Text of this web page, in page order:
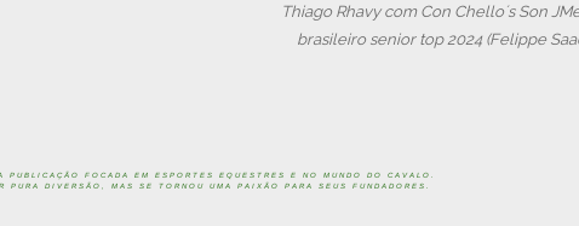
Thiago Rhavy com Con Chello´s Son
brasileiro senior top 2024 (Felippe
PUBLICAÇÃO FOCADA EM ESPORTES EQUESTRES E NO MUNDO DO CAVALO.
PURA DIVERSÃO, MAS SE TORNOU UMA PAIXÃO PARA SEUS FUNDADORES.